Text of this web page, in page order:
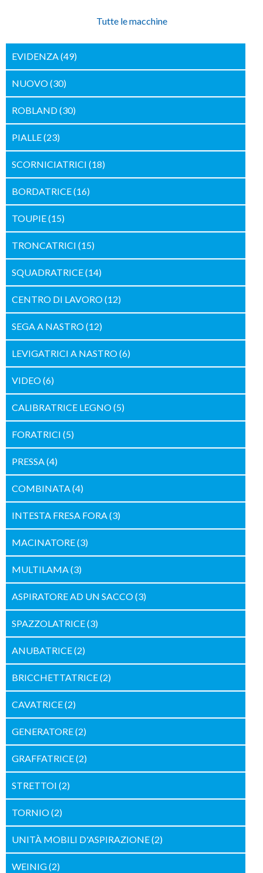
Tutte le macchine
EVIDENZA (49)
NUOVO(30)
ROBLAND(30)
PIALLE(23)
SCORNICIATRICI (18)
BORDATRICE(16)
TOUPIE(15)
TRONCATRICI (15)
SQUADRATRICE(14)
CENTRO DI LAVORO(12)
SEGA A NASTRO(12)
LEVIGATRICI A NASTRO(6)
VIDEO(6)
CALIBRATRICE LEGNO(5)
FORATRICI (5)
PRESSA (4)
COMBINATA (4)
INTESTA FRESA FORA (3)
MACINATORE(3)
MULTILAMA (3)
ASPIRATORE AD UN SACCO(3)
SPAZZOLATRICE(3)
ANUBATRICE(2)
BRICCHETTATRICE(2)
CAVATRICE(2)
GENERATORE(2)
GRAFFATRICE(2)
STRETTOI (2)
TORNIO(2)
UNITÀ MOBILI D'ASPIRAZIONE(2)
WEINIG(2)